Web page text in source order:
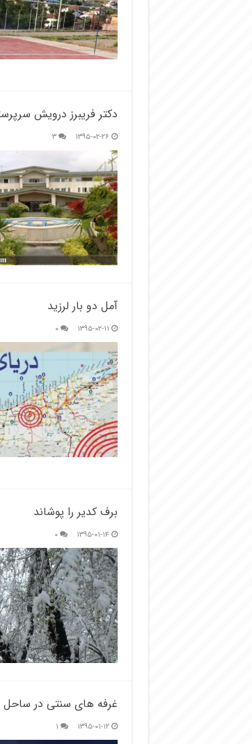
دکتر فریبرز درویش
۱۳۹۵-۰۲-۲۶ ۳
آمل دو بار لرزید
۱۳۹۵-۰۲-۱۱ ۰
برف کدیر را پوشاند
۱۳۹۵-۰۱-۱۴ ۰
غرفه های سنتی در ساحل
۱۳۹۵-۰۱-۱۲ ۱